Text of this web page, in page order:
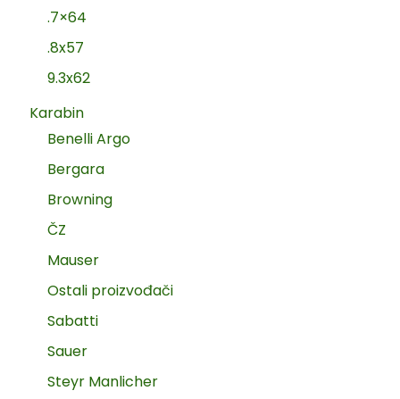
.7×64
.8x57
9.3x62
Karabin
Benelli Argo
Bergara
Browning
ČZ
Mauser
Ostali proizvođači
Sabatti
Sauer
Steyr Manlicher